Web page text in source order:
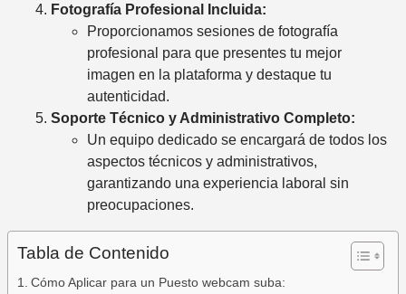
Fotografía Profesional Incluida:
Proporcionamos sesiones de fotografía
profesional para que presentes tu mejor
imagen en la plataforma y destaque tu
autenticidad.
Soporte Técnico y Administrativo Completo:
Un equipo dedicado se encargará de todos los
aspectos técnicos y administrativos,
garantizando una experiencia laboral sin
preocupaciones.
Tabla de Contenido
Cómo Aplicar para un Puesto webcam suba: